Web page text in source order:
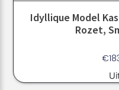
Idyllique Model
Rozet,
€